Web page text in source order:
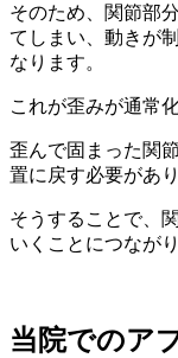
そのため、関節部
てしまい、動きが
なります。
これが歪みが通常
歪んで固まった関
置に戻す必要があ
そうすることで、
いくことにつながり
当院でのア